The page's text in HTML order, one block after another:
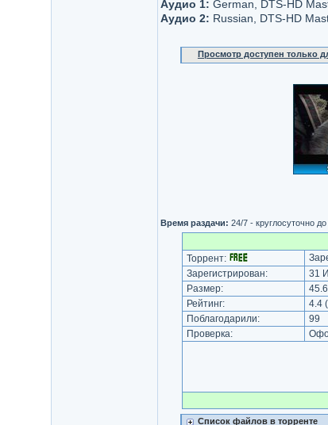
Аудио 1: German, DTS-HD
Аудио 2: Russian, DTS-HD
Просмотр доступен только
Время раздачи: 24/7 - круглосуточно
Торрент:
Зарегистрирован:
31
Размер:
Рейтинг: 4.4
Поблагодарили:
99
Проверка:
Список файлов в торренте